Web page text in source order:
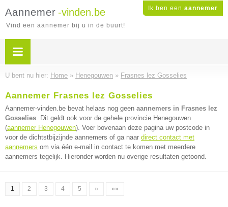
Ik ben een aannemer
Aannemer -vinden.be
Vind een aannemer bij u in de buurt!
U bent nu hier: Home » Henegouwen » Frasnes lez Gosselies
Aannemer Frasnes lez Gosselies
Aannemer-vinden.be bevat helaas nog geen aannemers in Frasnes lez
Gosselies. Dit geldt ook voor de gehele provincie Henegouwen
(aannemer Henegouwen). Voer bovenaan deze pagina uw postcode in
voor de dichtstbijzijnde aannemers of ga naar direct contact met
aannemers om via één e-mail in contact te komen met meerdere
aannemers tegelijk. Hieronder worden nu overige resultaten getoond.
1 2 3 4 5 » »»